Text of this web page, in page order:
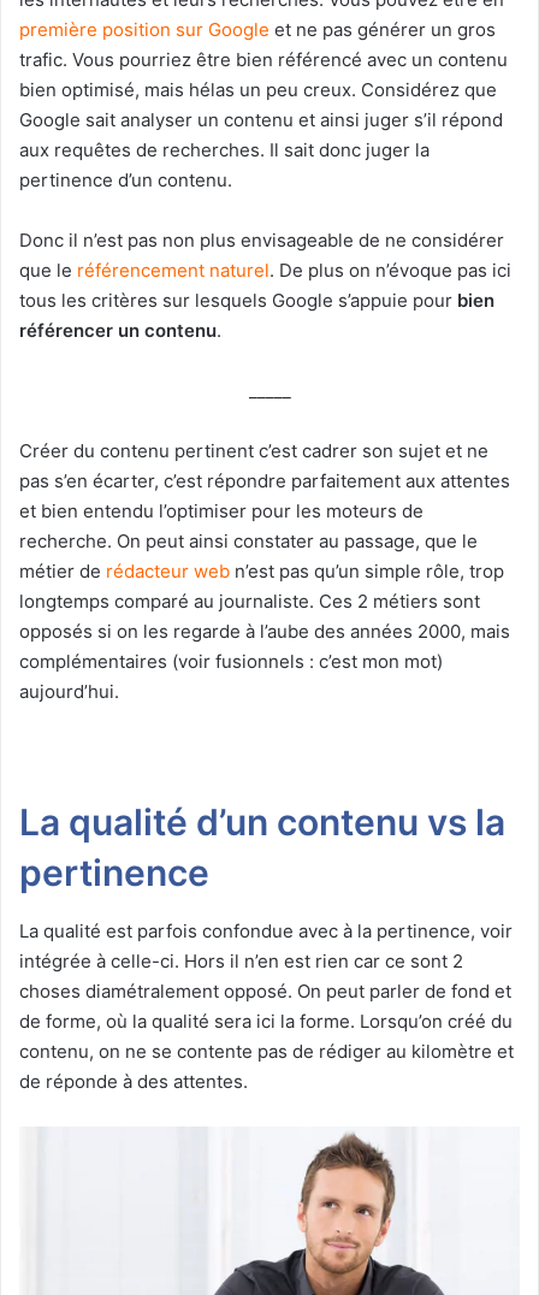
première position sur Google et ne pas générer un gros
trafic. Vous pourriez être bien référencé avec un contenu
bien optimisé, mais hélas un peu creux. Considérez que
Google sait analyser un contenu et ainsi juger s’il répond
aux requêtes de recherches. Il sait donc juger la
pertinence d’un contenu.
Donc il n’est pas non plus envisageable de ne considérer
que le référencement naturel. De plus on n’évoque pas ici
tous les critères sur lesquels Google s’appuie pour bien
référencer un contenu.
Créer du contenu pertinent c’est cadrer son sujet et ne
pas s’en écarter, c’est répondre parfaitement aux attentes
et bien entendu l’optimiser pour les moteurs de
recherche. On peut ainsi constater au passage, que le
métier de rédacteur web n’est pas qu’un simple rôle, trop
longtemps comparé au journaliste. Ces 2 métiers sont
opposés si on les regarde à l’aube des années 2000, mais
complémentaires (voir fusionnels : c’est mon mot)
aujourd’hui.
La qualité d’un contenu vs la
pertinence
La qualité est parfois confondue avec à la pertinence, voir
intégrée à celle-ci. Hors il n’en est rien car ce sont 2
choses diamétralement opposé. On peut parler de fond et
de forme, où la qualité sera ici la forme. Lorsqu’on créé du
contenu, on ne se contente pas de rédiger au kilomètre et
de réponde à des attentes.